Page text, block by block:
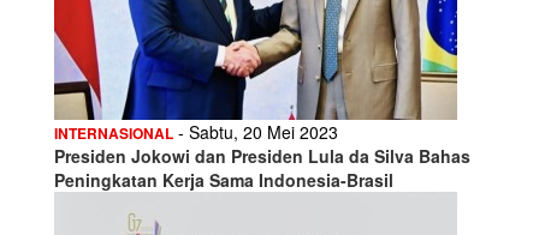
INTERNASIONAL - Sabtu, 20 Mei 2023
Presiden Jokowi dan Presiden Lula da Silva Bahas
Peningkatan Kerja Sama Indonesia-Brasil